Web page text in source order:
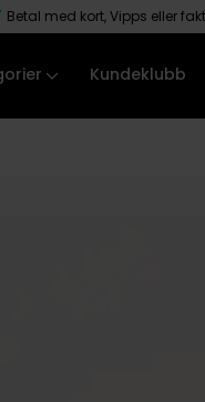
Betal med kort, Vipps eller
Kundeklubb